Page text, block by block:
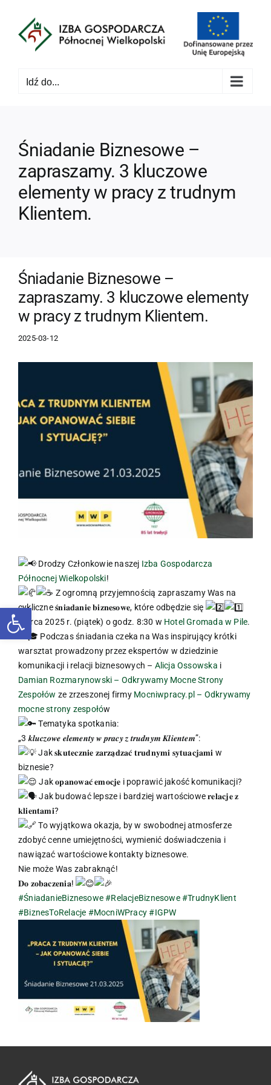
Otwórz pasek narzędzi
zawartości
Idź do...
Śniadanie Biznesowe –
zapraszamy. 3 kluczowe
elementy w pracy z trudnym
Klientem.
Śniadanie Biznesowe –
zapraszamy. 3 kluczowe elementy
w pracy z trudnym Klientem.
2025-03-12
obrazek
Drodzy Członkowie naszej Izba Gospodarcza
Północnej Wielkopolski!
Z ogromną przyjemnością zapraszamy Was na
cykliczne 𝐬́𝐧𝐢𝐚𝐝𝐚𝐧𝐢𝐞 𝐛𝐢𝐳𝐧𝐞𝐬𝐨𝐰𝐞, które odbędzie się
marca 2025 r. (piątek) o godz. 8:30 w Hotel Gromada w Pile.
Podczas śniadania czeka na Was inspirujący krótki
warsztat prowadzony przez ekspertów w dziedzinie
komunikacji i relacji biznesowych – Alicja Ossowska i
Damian Rozmarynowski – Odkrywamy Mocne Strony
Zespołów ze zrzeszonej firmyMocniwpracy.pl – Odkrywamy
mocne strony zespołów
Tematyka spotkania:
„3 𝒌𝒍𝒖𝒄𝒛𝒐𝒘𝒆 𝒆𝒍𝒆𝒎𝒆𝒏𝒕𝒚 𝒘 𝒑𝒓𝒂𝒄𝒚 𝒛 𝒕𝒓𝒖𝒅𝒏𝒚𝒎 𝑲𝒍𝒊𝒆𝒏𝒕𝒆𝒎”:
Jak 𝐬𝐤𝐮𝐭𝐞𝐜𝐳𝐧𝐢𝐞 𝐳𝐚𝐫𝐳𝐚̨𝐝𝐳𝐚𝐜́ 𝐭𝐫𝐮𝐝𝐧𝐲𝐦𝐢 𝐬𝐲𝐭𝐮𝐚𝐜𝐣𝐚𝐦𝐢 w
biznesie?
Jak 𝐨𝐩𝐚𝐧𝐨𝐰𝐚𝐜́ 𝐞𝐦𝐨𝐜𝐣𝐞 i poprawić jakość komunikacji?
Jak budować lepsze i bardziej wartościowe 𝐫𝐞𝐥𝐚𝐜𝐣𝐞 𝐳
𝐤𝐥𝐢𝐞𝐧𝐭𝐚𝐦𝐢?
To wyjątkowa okazja, by w swobodnej atmosferze
zdobyć cenne umiejętności, wymienić doświadczenia i
nawiązać wartościowe kontakty biznesowe.
Nie może Was zabraknąć!
𝐃𝐨 𝐳𝐨𝐛𝐚𝐜𝐳𝐞𝐧𝐢𝐚!
#ŚniadanieBiznesowe #RelacjeBiznesowe #TrudnyKlient
#BiznesToRelacje #MocniWPracy #IGPW